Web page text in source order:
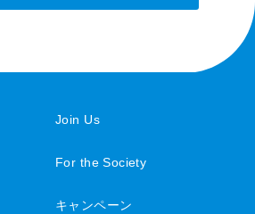
Join Us
For the Society
キャンペーン